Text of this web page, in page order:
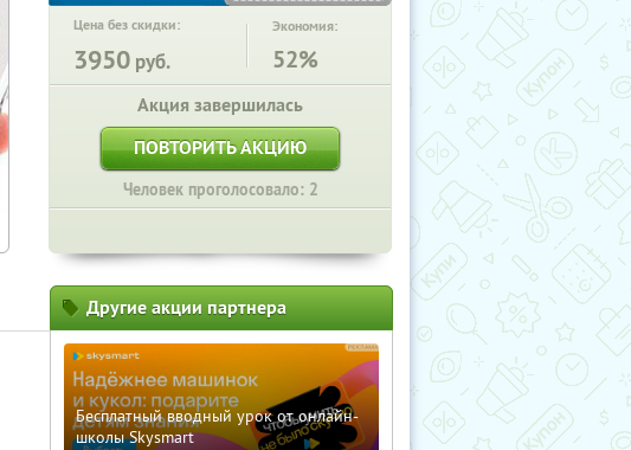
Цена без скидки:
3950 руб.
Экономия:
52%
Акция завершилась
ПОВТОРИТЬ АКЦИЮ
Человек проголосовало: 2
Другие акции партнера
Бесплатный вводный урок от онлайн-
школы Skysmart